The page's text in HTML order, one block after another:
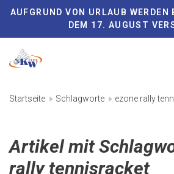
AUFGRUND VON URLAUB
DEM 17. AUGUST
Startseite Schlagworte ezone rally
Artikel mit
rally tennisracket